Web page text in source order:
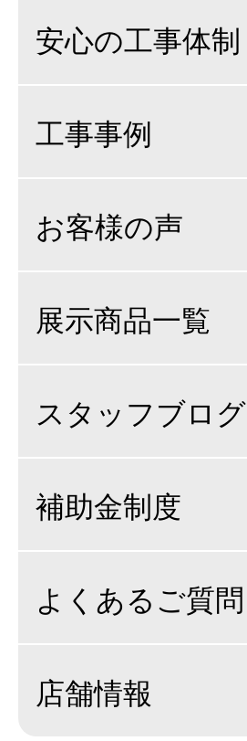
安心の工事体制
工事事例
お客様の声
展示商品一覧
スタッフブログ
補助金制度
よくあるご質問
店舗情報